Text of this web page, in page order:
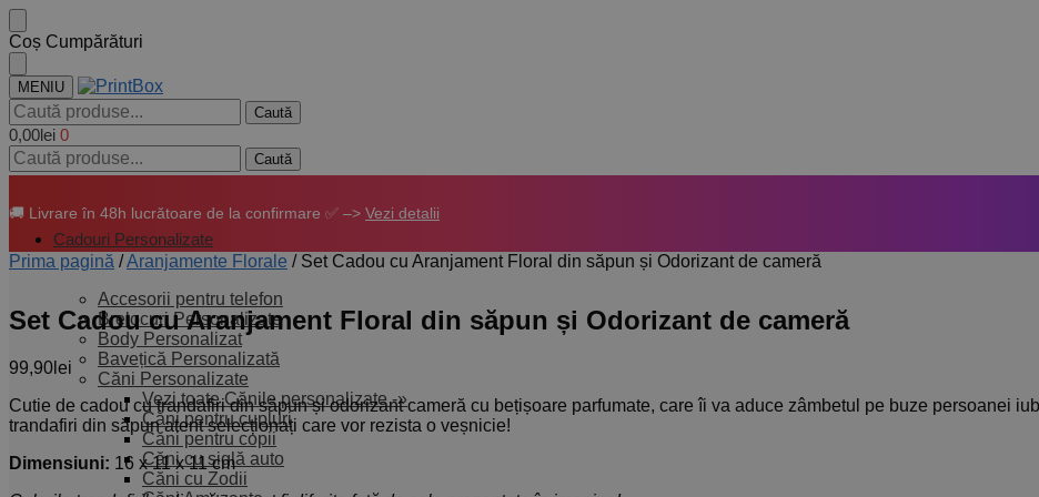
Skip
to
navigation
Skip
to
content
Coș Cumpărături
MENIU
Caută
după:
Caută
0,00lei 0
Caută
după:
Caută
Cadouri Personalizate
Accesorii pentru telefon
Brelocuri Personalizate
Body Personalizat
Bavețică Personalizată
Căni Personalizate
Vezi toate Cănile personalizate -»
Căni pentru cupluri
Căni pentru copii
Căni cu siglă auto
Căni cu Zodii
🚚 Livrare în 48h lucrătoare de la confirmare ✅ –> Vezi detalii
Prima pagină /Aranjamente Florale / Set Cadou cu Aranjament Floral din săpun și Odorizant de cameră
Set Cadou cu Aranjament Floral din săpun și Odorizant de cameră
99,90 lei
Cutie de cadou cu trandafiri din săpun și odorizant cameră cu bețișoare parfumate, care îi va aduce zâmbetul pe buze persoanei
trandafiri din săpun atent selecționați care vor rezista o veșnicie!
Dimensiuni: 16 x 11 x 11 cm